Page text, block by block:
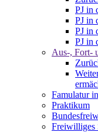
PJ in
PJ in
PJ in
PJ in
Aus-, Fort-
Famulatur
Praktikum
Freiwilliges